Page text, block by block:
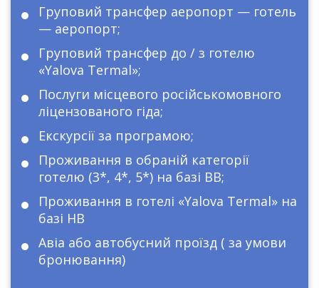
Програма 6 ночей включає 4 ночі в Стамбулі+ екскурсія
Історичний центр Стамбулу + 2 ночі в Ялові
Програма 7 ночей включає 4 ночі в Стамбулі+ екскурсія
Історичний центр Стамбулу + 3 ночі в Ялові
За програмою туру перша і остання ніч в Стамбулі.
Проживання:
Проживання у Стамбулі в готелях на базі BB 3*, 4*, 5* (район
Фатіх / Таксим).
! В програмі тура можлива зміна часу проведення
екскурсій та її день.
Програма гарантована, групи формують
партнери на місці з різних країн світу.
Груповий трансфер аеропорт — готель
— аеропорт;
Груповий трансфер до / з готелю
«Yalova Termal»;
Послуги місцевого російськомовного
ліцензованого гіда;
Екскурсії за програмою;
Проживання в обраній категорії
готелю (3*, 4*, 5*) на базі BB;
Проживання в готелі «Yalova Termal» на
базі HB
Авіа або автобусний проїзд ( за умови
бронювання)